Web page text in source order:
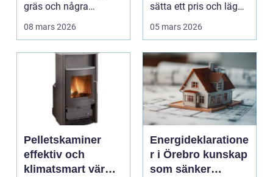
gräs och några
rabatter. I Växjö, med
08 mars 2026
sätta ett pris och lägga
ut en anno...
05 mars 2026
Pelletskaminer
effektiv och
klimatsmart värme
Energideklaratione
r i Örebro kunskap
som sänker